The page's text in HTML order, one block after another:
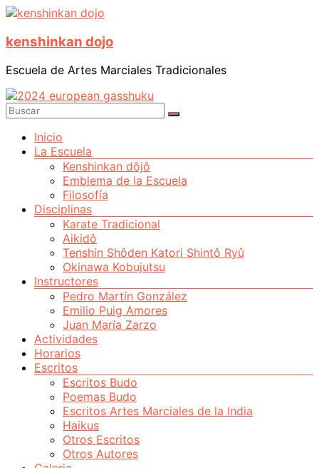
Saltar
contenido
kenshinkan dojo
Escuela de Artes Marciales Tradicionales
Menú Inicio
La Escuela
Kenshinkan dôjô
Emblema de la Escuela
Filosofía
Disciplinas
Karate Tradicional
Aikidô
Tenshin Shôden Katori Shintô Ryû
Okinawa Kobujutsu
Instructores
Pedro Martín González
Emilio Puig Amores
Juan María Zarzo
Actividades
Horarios
Escritos
Escritos Budo
Poemas Budo
Escritos Artes Marciales de la India
Haikus
Otros Escritos
Otros Autores